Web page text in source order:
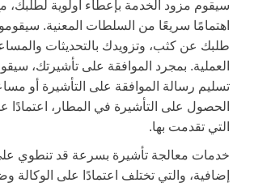
سيقوم مزود الخدمة بإعطاء أولوية لطلبك،
اهتمامًا سريعًا من السلطات المعنية.
طلبك عن كثب، وتزويدك بالتحديثات
العملية. بمجرد الموافقة على تأشيرتك،
تسليم رسالة الموافقة على التأشيرة أو
الحصول على التأشيرة في المطار، اعتمادًا
التي تقدمت بها.
خدمات معالجة تأشيرة بسرعة قد تنطوي
إضافية، والتي تختلف اعتمادًا على الوكالة